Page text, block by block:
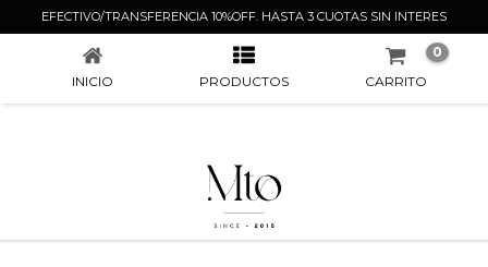
EFECTIVO/TRANSFERENCIA 10%OFF. HASTA 3 CUOTAS SIN INTERES
MICROPAVE
INICIO PRODUCTOS CARRITO
0